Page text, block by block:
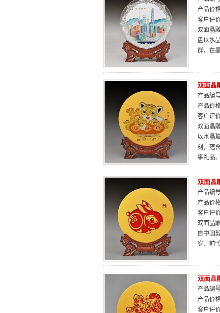
产品价
客户评
双面晶
盘以水
群，在
双面晶
产品编
产品价
客户评
双面晶
以水晶
刻，蕴
事礼品
双面晶
产品编
产品价
客户评
双面晶
自中国
岁、前
双面晶
产品编
产品价
客户评